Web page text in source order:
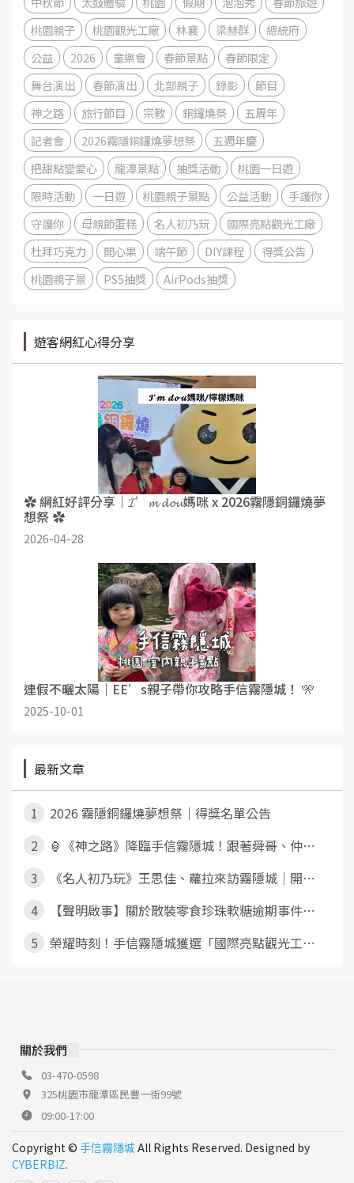
桃園親子
桃園觀光工廠 林襄 梁赫群
總統府
公益
2026 童樂會 春節景點
春節限定
舞台演出
春節演出 北部親子 錄影
節目
神之路
旅行節目 宗教 銅鑼燒祭
五周年
記者會
2026霧隱銅鑼燒夢想祭
五週年慶
把甜點變愛心
龍潭景點 抽獎活動
桃園一日遊
限時活動
一日遊 桃園親子景點 公益活動
手護你
守護你
母親節蛋糕 名人初乃玩
國際亮點觀光工廠
杜拜巧克力
開心果 端午節 DIY課程
得獎公告
桃園親子景
PS5抽獎 AirPods抽獎
遊客網紅心得分享
✿ 網紅好評分享｜𝓘’𝓶 𝓭𝓸𝓾媽咪 x 2026霧隱銅鑼燒夢
想祭 ✿
2026-04-28
連假不曬太陽｜EE’s親子帶你攻略手信霧隱城！ 🎌
2025-10-01
最新文章
1
2026 霧隱銅鑼燒夢想祭｜得獎名單公告
2
🏮《神之路》降臨手信霧隱城！跟著舜哥、仲⋯
3
《名人初乃玩》王思佳、蘿拉來訪霧隱城｜開⋯
4
【聲明啟事】關於散裝零食珍珠軟糖逾期事件⋯
5
榮耀時刻！手信霧隱城獲選「國際亮點觀光工⋯
關於我們
03-470-0598
325桃園市龍潭區民豐一街99號
09:00-17:00
Copyright © 手信霧隱城 All Rights Reserved. Designed by
CYBERBIZ.